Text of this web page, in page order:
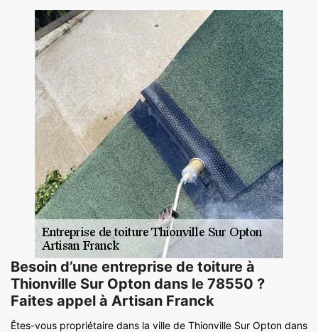
Besoin d’une entreprise de toiture à
Thionville Sur Opton dans le 78550 ?
Faites appel à Artisan Franck
Êtes-vous propriétaire dans la ville de Thionville Sur Opton dans